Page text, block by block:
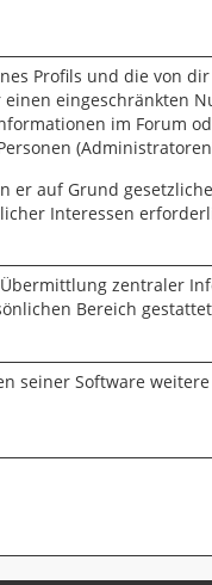
Profils und die von
eingeschränkten
im Forum
er auf Grund
Interessen
zentraler
Bereich
seiner Software weitere